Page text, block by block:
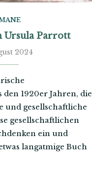
Ursula Parrott
2024
1920er Jahren, die
und gesellschaftliche
gesellschaftlichen
ein und
langatmige Buch